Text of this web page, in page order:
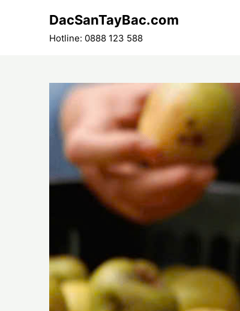
DacSanTayBac.com
Hotline: 0888 123 588